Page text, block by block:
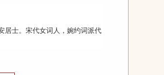
居士。宋代女词人，婉约词派代